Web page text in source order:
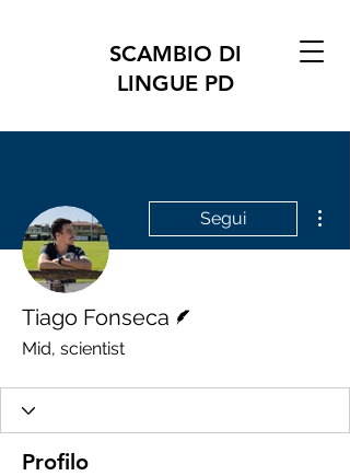
SCAMBIO DI
LINGUE PD
Segui
Tiago Fonseca
Mid, scientist
Profilo